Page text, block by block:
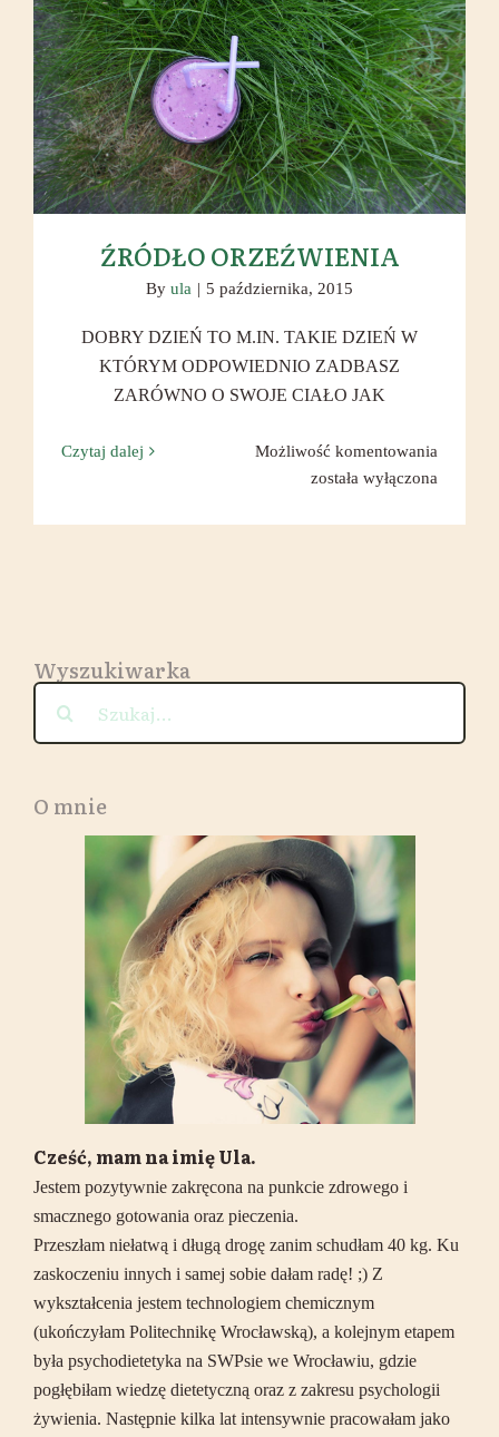
ŹRÓDŁO ORZEŹWIENIA
ŹRÓDŁO ORZEŹWIENIA
By ula | 5 października, 2015
DOBRY DZIEŃ TO M.IN. TAKIE DZIEŃ W
KTÓRYM ODPOWIEDNIO ZADBASZ
ZARÓWNO O SWOJE CIAŁO JAK
Czytaj dalej Możliwość komentowania
została wyłączona
Wyszukiwarka
O mnie
Cześć, mam na imię Ula.
Jestem pozytywnie zakręcona na punkcie zdrowego i
smacznego gotowania oraz pieczenia.
Przeszłam niełatwą i długą drogę zanim schudłam 40 kg. Ku
zaskoczeniu innych i samej sobie dałam radę! ;) Z
wykształcenia jestem technologiem chemicznym
(ukończyłam Politechnikę Wrocławską), a kolejnym etapem
była psychodietetyka na SWPsie we Wrocławiu, gdzie
pogłębiłam wiedzę dietetyczną oraz z zakresu psychologii
żywienia. Następnie kilka lat intensywnie pracowałam jako